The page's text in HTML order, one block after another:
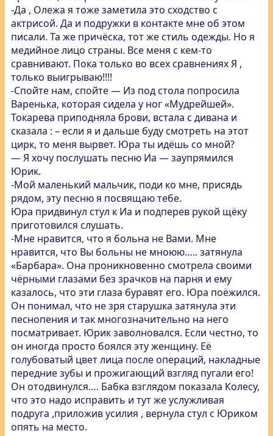
-Да , Олежа я тоже заметила это сходство с
актрисой. Да и подружки в контакте мне об этом
писали. Та же причёска, тот же стиль одежды. Но я
медийное лицо страны. Все меня с кем-то
сравнивают. Пока только во всех сравнениях Я ,
только выигрываю!!!!
-Спойте нам, спойте — Из под стола попросила
Варенька, которая сидела у ног «Мудрейшей».
Токарева приподняла брови, встала с дивана и
сказала : – если я и дальше буду смотреть на этот
цирк, то меня вырвет. Юра ты идёшь со мной?
— Я хочу послушать песню Иа — заупрямился
Юрик.
-Мой маленький мальчик, поди ко мне, присядь
рядом, эту песню я посвящаю тебе.
Юра придвинул стул к Иа и подперев рукой щёку
приготовился слушать.
-Мне нравится, что я больна не Вами. Мне
нравится, что Вы больны не мноюю….. затянула
«Барбара». Она проникновенно смотрела своими
чёрными глазами без зрачков на парня и ему
казалось, что эти глаза буравят его. Юра поёжился.
Он понимал, что не зря старушка затянула эти
песнопения и так многозначительно на него
посматривает. Юрик заволновался. Если честно, то
он иногда просто боялся эту женщину. Её
голубоватый цвет лица после операций, накладные
передние зубы и прожигающий взгляд пугали его!
Он отодвинулся…. Бабка взглядом показала Колесу,
что это надо исправить и тут же услужливая
подруга ,приложив усилия , вернула стул с Юриком
опять на место.